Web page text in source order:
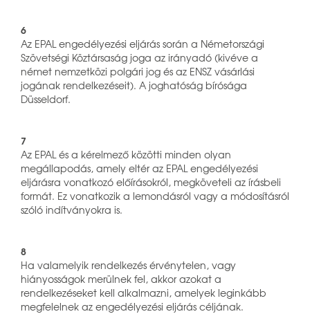
6
Az EPAL engedélyezési eljárás során a Németországi
Szövetségi Köztársaság joga az irányadó (kivéve a
német nemzetközi polgári jog és az ENSZ vásárlási
jogának rendelkezéseit). A joghatóság bírósága
Düsseldorf.
7
Az EPAL és a kérelmező közötti minden olyan
megállapodás, amely eltér az EPAL engedélyezési
eljárásra vonatkozó előírásokról, megköveteli az írásbeli
formát. Ez vonatkozik a lemondásról vagy a módosításról
szóló indítványokra is.
8
Ha valamelyik rendelkezés érvénytelen, vagy
hiányosságok merülnek fel, akkor azokat a
rendelkezéseket kell alkalmazni, amelyek leginkább
megfelelnek az engedélyezési eljárás céljának.